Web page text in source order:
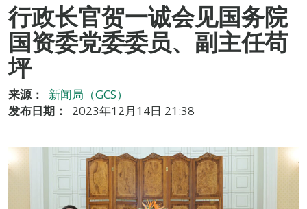
行政长官贺一诚会见国务院
国资委党委委员、副主任苟
坪
来源：
新闻局（GCS）
发布日期：
2023年12月14日 21:38